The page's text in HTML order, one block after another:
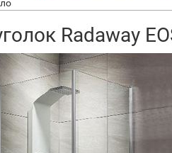
Radaway